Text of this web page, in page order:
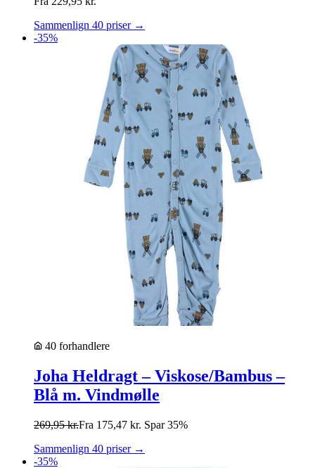
Sammenlign 40 priser →
-35%
40 forhandlere
Joha Heldragt – Viskose/Bambus –
Blå m. Vindmølle
269,95kr.Fra 175,47 kr. Spar 35%
Sammenlign 40 priser →
-35%